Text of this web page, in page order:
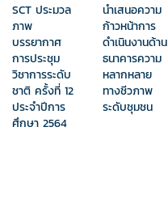
SCT ประมวล
ภาพ
บรรยากาศ
การประชุม
วิชาการระดับ
ชาติ ครั้งที่ 12
ประจำปีการ
ศึกษา 2564
นำเสนอความ
ก้าวหน้าการ
ดำเนินงานด้าน
ธนาคารความ
หลากหลาย
ทางชีวภาพ
ระดับชุมชน